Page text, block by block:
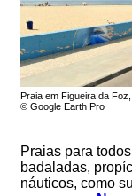
Praia em Figueira da
© Google Earth Pro
Praias para
badaladas,
náuticos, como